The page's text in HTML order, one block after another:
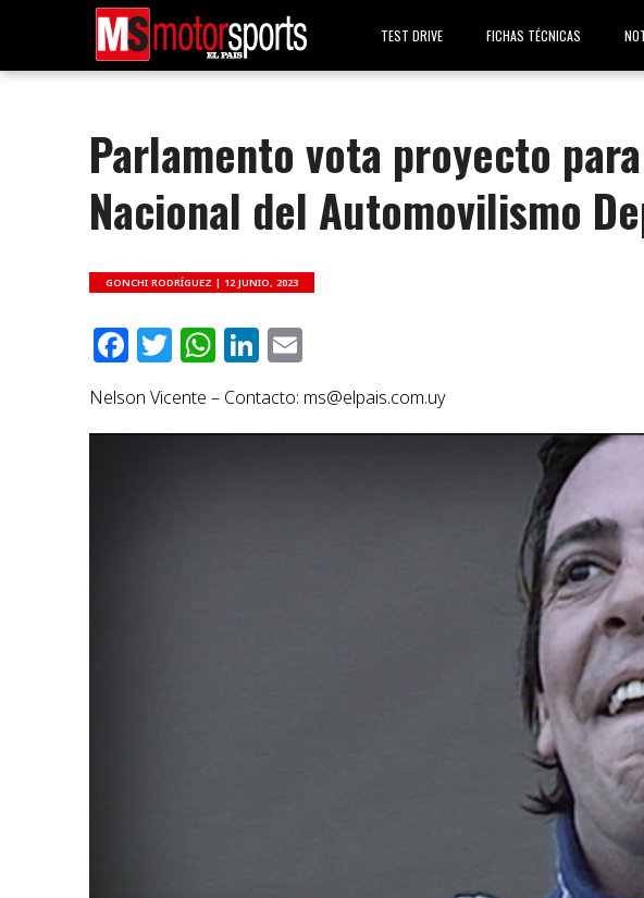
TEST DRIVE FICHAS TÉCNICAS
Parlamento vota proyecto
Nacional del Automovilismo
GONCHI RODRÍGUEZ | 12 JUNIO, 2023
Facebook
Twitter
WhatsApp
LinkedIn
Nelson Vicente – Contacto: ms@elpais.com.uy